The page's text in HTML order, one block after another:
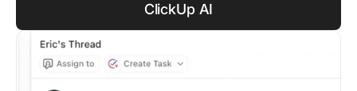
ClickUp AI